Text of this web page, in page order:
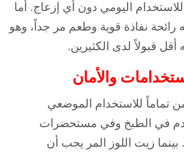
اليومي دون أي إزعاج. أما
رائحة نفاذة قوية وطعم مر جداً، وهو
قبولاً لدى الكثيرين.
والأمان
تماماً للاستخدام الموضعي
في الطبخ وفي مستحضرات
بينما زيت اللوز المر يجب أن